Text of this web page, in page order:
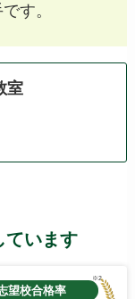
す。
室
ています
望校合格率
※2